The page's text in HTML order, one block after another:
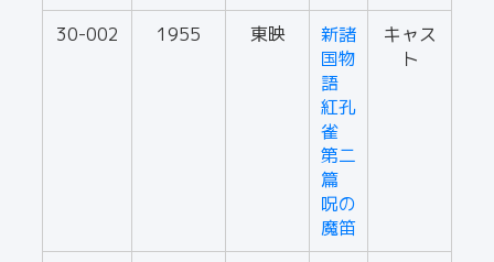
30-002 1955 東映
新諸
国物
語
紅孔
雀
第二
篇
呪の
魔笛
キャス
ト